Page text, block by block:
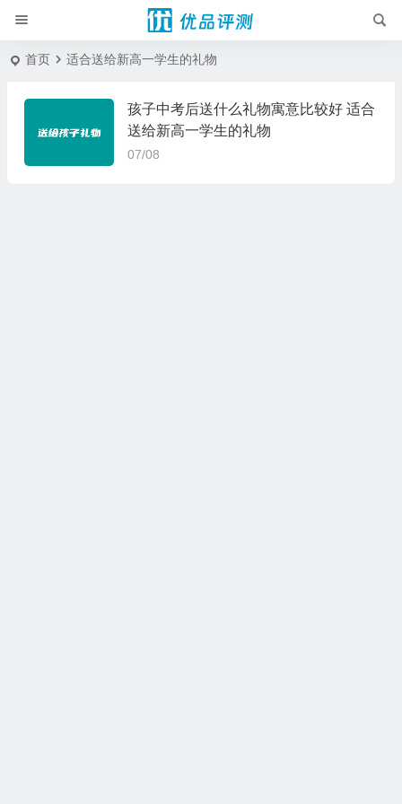
首页 适合送给新高一学生的礼物
孩子中考后送什么礼物寓意比较好 适合
送给新高一学生的礼物
07/08